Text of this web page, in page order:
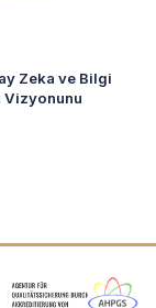
Zeka ve Bilgi
Vizyonunu